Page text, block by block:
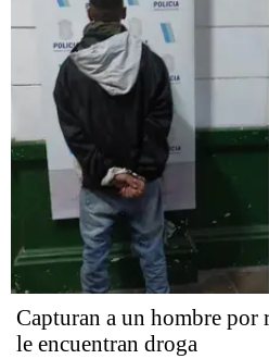
Capturan a un hombre por
le encuentran droga